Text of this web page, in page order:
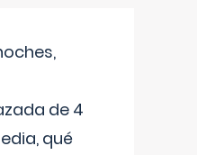
de 4
qué